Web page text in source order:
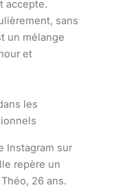
accepte.
sans
un mélange
et
les
Instagram sur
repère un
26 ans.